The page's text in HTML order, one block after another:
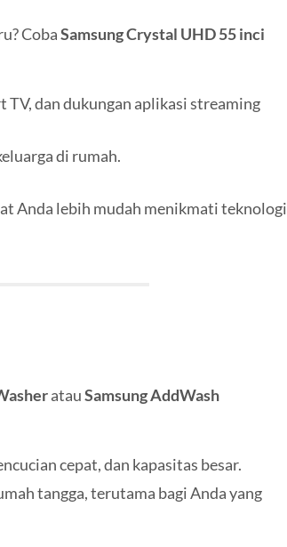
CobaSamsung Crystal UHD 55 inci
TV, dan dukungan aplikasi streaming
di rumah.
Anda lebih mudah menikmati teknologi
atauSamsung AddWash
cepat, dan kapasitas besar.
tangga, terutama bagi Anda yang